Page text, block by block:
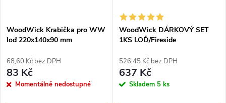
WoodWick Krabička pro WW
loď 220x140x90 mm
68,60 Kč bez DPH
83 Kč
Momentálně nedostupné
WoodWick DÁRKOVÝ SET
1KS LOĎ/Fireside
526,45 Kč bez DPH
637 Kč
Skladem 5 ks